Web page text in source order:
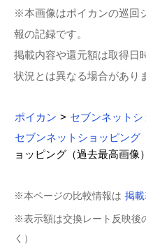
※本画像はポイカンの巡回
報の記録です。
掲載内容や還元額は取得日
状況とは異なる場合があり
ポイカン > セブンネットシ
セブンネットショッピング
ョッピング（過去最高画像）
※本ページの比較情報は 掲
※表示額は交換レート反映後
く）